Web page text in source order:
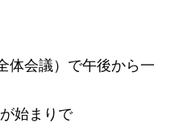
体会議）で午後から一
始まりで